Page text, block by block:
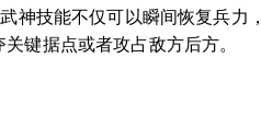
神技能不仅可以瞬间恢复兵力，
键据点或者攻占敌方后方。